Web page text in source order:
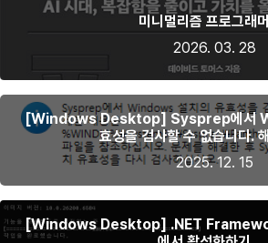
미니멀리즘 프로그래머
2026. 03. 28
[Windows Desktop] Sysprep에서
효성을 검사할 수 없습니다.
2025. 12. 15
[Windows Desktop] .NET